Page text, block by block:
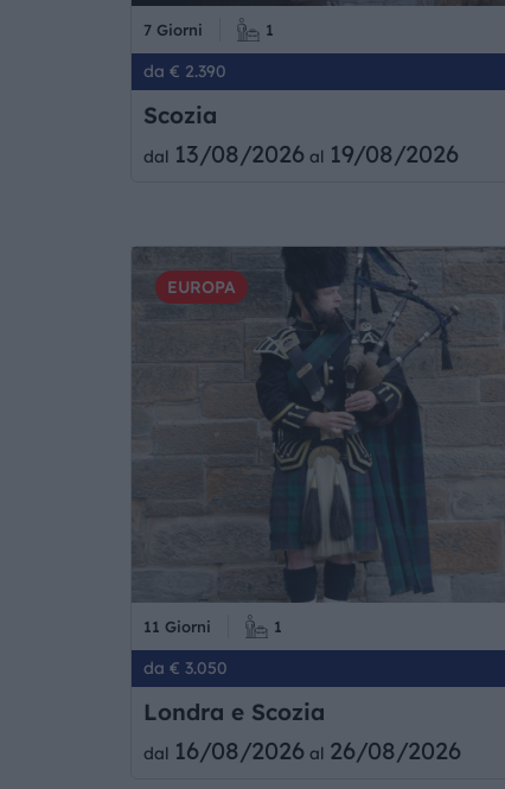
7 Giorni 1
da € 2.390
Scozia
dal 13/08/2026al 19/08/2026
EUROPA
11 Giorni 1
da € 3.050
Londra e Scozia
dal 16/08/2026al 26/08/2026